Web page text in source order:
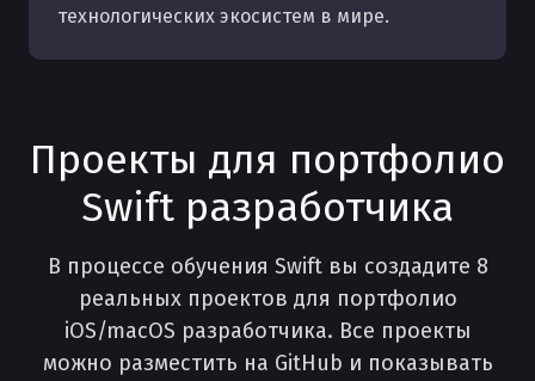
технологических экосистем в мире.
Проекты для портфолио
Swift разработчика
В процессе обучения Swift вы создадите 8
реальных проектов для портфолио
iOS/macOS разработчика. Все проекты
можно разместить на GitHub и показывать